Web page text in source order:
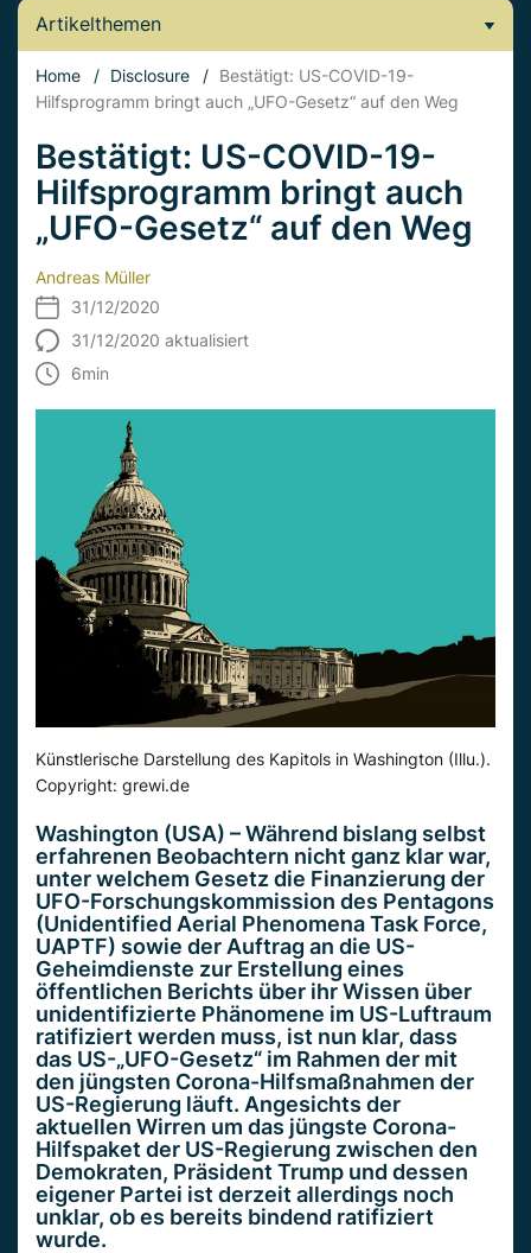
Artikelthemen
Home / Disclosure / Bestätigt: US-COVID-19-
Hilfsprogramm bringt auch „UFO-Gesetz“ auf den Weg
Bestätigt: US-COVID-19-
Hilfsprogramm bringt auch
„UFO-Gesetz“ auf den Weg
Andreas Müller
31/12/2020
31/12/2020 aktualisiert
6min
Künstlerische Darstellung des Kapitols in Washington (Illu.).
Copyright: grewi.de
Washington (USA) – Während bislang selbst
erfahrenen Beobachtern nicht ganz klar war,
unter welchem Gesetz die Finanzierung der
UFO-Forschungskommission des Pentagons
(Unidentified Aerial Phenomena Task Force,
UAPTF) sowie der Auftrag an die US-
Geheimdienste zur Erstellung eines
öffentlichen Berichts über ihr Wissen über
unidentifizierte Phänomene im US-Luftraum
ratifiziert werden muss, ist nun klar, dass
das US-„UFO-Gesetz“ im Rahmen der mit
den jüngsten Corona-Hilfsmaßnahmen der
US-Regierung läuft. Angesichts der
aktuellen Wirren um das jüngste Corona-
Hilfspaket der US-Regierung zwischen den
Demokraten, Präsident Trump und dessen
eigener Partei ist derzeit allerdings noch
unklar, ob es bereits bindend ratifiziert
wurde.